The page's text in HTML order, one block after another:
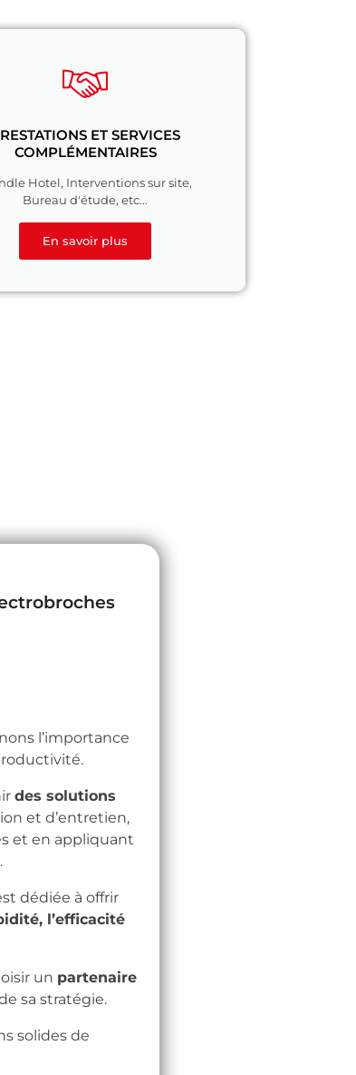
ET SERVICES
COMPLÉMENTAIRES
Hotel, Interventions sur site,
Bureau d'étude, etc...
En savoir plus
l’importance
des solutions
et d’entretien,
et en appliquant
.
dédiée à offrir
l’efficacité
un partenaire
sa stratégie.
solides de